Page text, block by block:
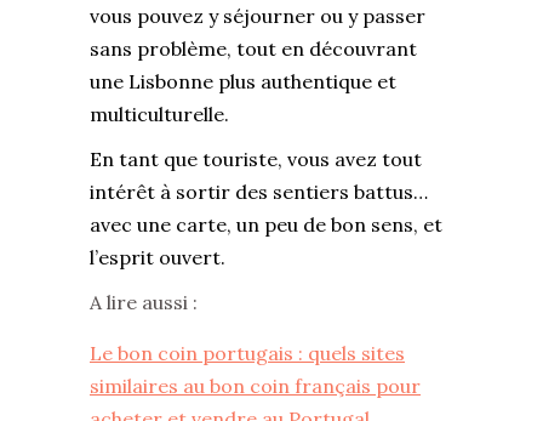
vous pouvez y séjourner ou y passer
sans problème, tout en découvrant
une Lisbonne plus authentique et
multiculturelle.
En tant que touriste, vous avez tout
intérêt à sortir des sentiers battus…
avec une carte, un peu de bon sens, et
l’esprit ouvert.
A lire aussi :
Le bon coin portugais : quels sites
similaires au bon coin français pour